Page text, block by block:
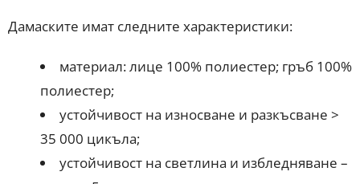
Дамаските имат следните характеристики:
материал: лице 100% полиестер; гръб 100%
полиестер;
устойчивост на износване и разкъсване >
35 000 цикъла;
устойчивост на светлина и избледняване –